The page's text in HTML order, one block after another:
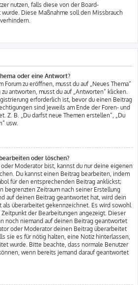
nutzen, falls diese von der Board-
Diese Maßnahme soll den Missbrauch
oder eine Antwort?
Forum zu eröffnen, musst du auf „Neues Thema“
antworten, musst du auf „Antworten“ klicken.
erforderlich ist, bevor du einen Beitrag
sind jeweils am Ende der Foren- und
Z. B. „Du darfst neue Themen erstellen“, „Du
usw.
oder löschen?
Moderator bist, kannst du nur deine eigenen
Du kannst einen Beitrag bearbeiten, indem
für den entsprechenden Beitrag anklickst;
begrenzten Zeitraum nach seiner Erstellung
auf deinen Beitrag geantwortet hat, wird dein
als überarbeitet gekennzeichnet. Es wird sowohl
der Bearbeitungen angezeigt. Dieser
noch niemand auf deinen Beitrag geantwortet
oder Moderator deinen Beitrag überarbeitet
sie es für nötig halten, eine Notiz hinterlassen,
wurde. Bitte beachte, dass normale Benutzer
wenn bereits jemand darauf geantwortet